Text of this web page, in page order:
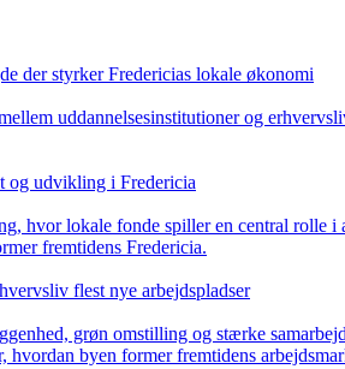
der styrker Fredericias lokale økonomi
uddannelsesinstitutioner og
og udvikling i Fredericia
hvor lokale fonde spiller en central rolle
fremtidens Fredericia.
flest nye arbejdspladser
grøn omstilling og stærke
byen former fremtidens